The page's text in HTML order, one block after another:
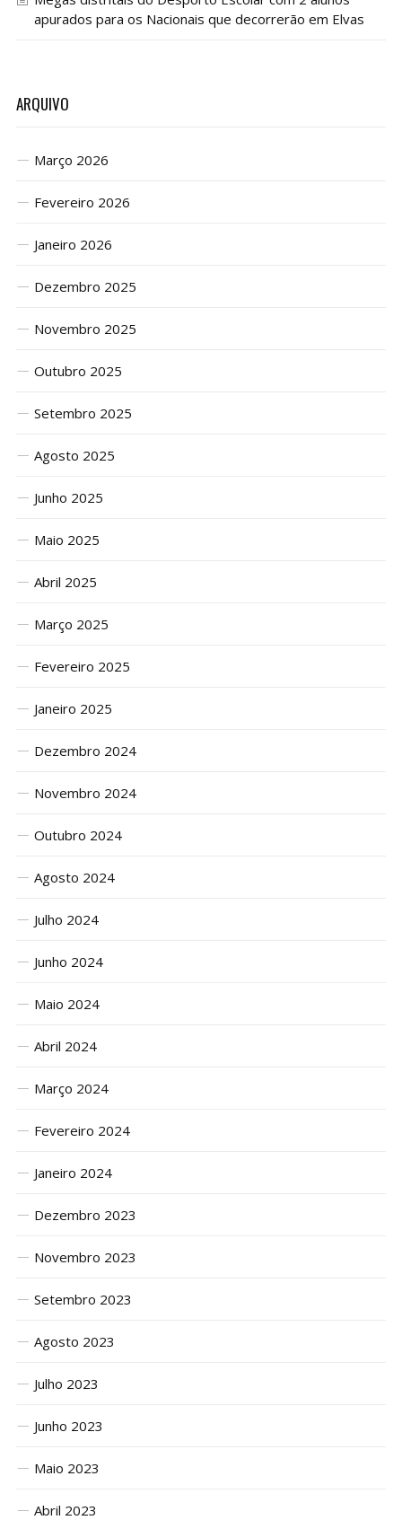
apurados para os Nacionais que decorrerão em Elvas
ARQUIVO
Março 2026
Fevereiro 2026
Janeiro 2026
Dezembro 2025
Novembro 2025
Outubro 2025
Setembro 2025
Agosto 2025
Junho 2025
Maio 2025
Abril 2025
Março 2025
Fevereiro 2025
Janeiro 2025
Dezembro 2024
Novembro 2024
Outubro 2024
Agosto 2024
Julho 2024
Junho 2024
Maio 2024
Abril 2024
Março 2024
Fevereiro 2024
Janeiro 2024
Dezembro 2023
Novembro 2023
Setembro 2023
Agosto 2023
Julho 2023
Junho 2023
Maio 2023
Abril 2023